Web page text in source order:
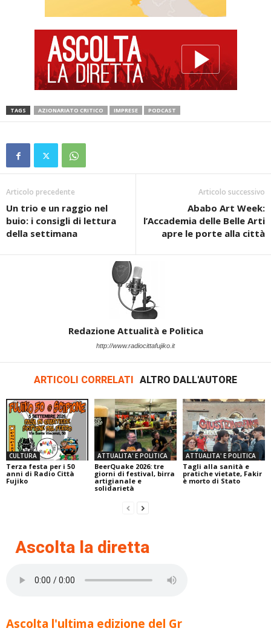
TAGS AZIONARIATO CRITICO IMPRESE PODCAST
Articolo precedente
Un trio e un raggio nel
buio: i consigli di lettura
della settimana
Articolo successivo
Ababo Art Week:
l’Accademia delle Belle Arti
apre le porte alla città
Redazione Attualità e Politica
http://www.radiocittafujiko.it
ARTICOLI CORRELATI ALTRO DALL'AUTORE
CULTURA
Terza festa per i 50
anni di Radio Città
Fujiko
ATTUALITA' E POLITICA
BeerQuake 2026: tre
giorni di festival, birra
artigianale e
solidarietà
ATTUALITA' E POLITICA
Tagli alla sanità e
pratiche vietate, Fakir
è morto di Stato
Ascolta la diretta
Ascolta l'ultima edizione del Gr